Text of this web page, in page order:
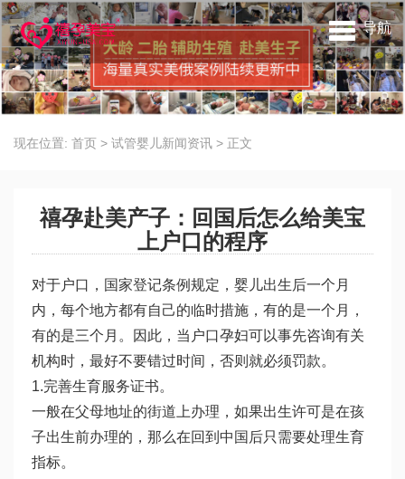
导航
现在位置: 首页 > 试管婴儿新闻资讯 > 正文
禧孕赴美产子：回国后怎么给美宝
上户口的程序
对于户口，国家登记条例规定，婴儿出生后一个月
内，每个地方都有自己的临时措施，有的是一个月，
有的是三个月。因此，当户口孕妇可以事先咨询有关
机构时，最好不要错过时间，否则就必须罚款。
1.完善生育服务证书。
一般在父母地址的街道上办理，如果出生许可是在孩
子出生前办理的，那么在回到中国后只需要处理生育
指标。